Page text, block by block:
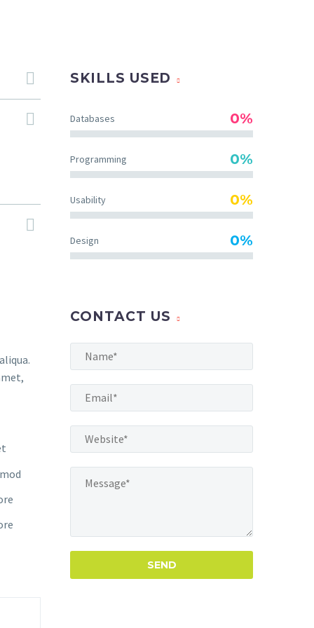
SKILLS USED
Databases 0%
Programming 0%
Usability 0%
Design 0%
CONTACT US